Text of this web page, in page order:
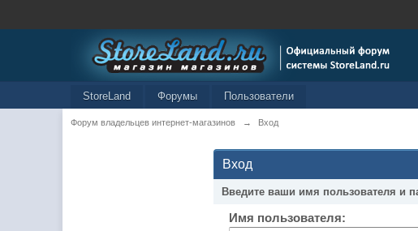
StoreLand Форумы Пользователи
Форум владельцев интернет-магазинов → Вход
Вход
Введите ваши имя пользователя и
Имя пользователя: